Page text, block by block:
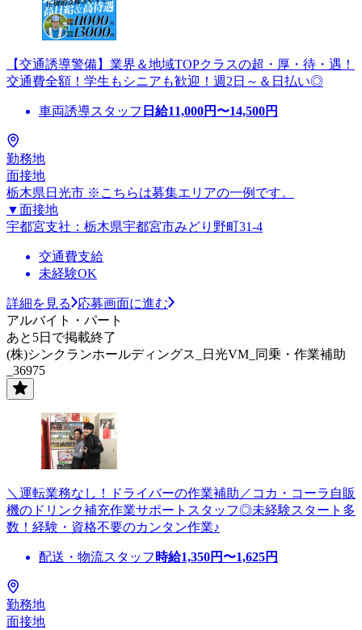
【交通誘導警備】業界＆地域TOPクラスの超・厚・待・遇！
交通費全額！学生もシニアも歓迎！週2日～＆日払い◎
車両誘導スタッフ 日給11,000円〜14,500円
勤務地
面接地
栃木県日光市 ※こちらは募集エリアの一例です。
▼面接地
宇都宮支社：栃木県宇都宮市みどり野町31-4
交通費支給
未経験OK
詳細を見る
応募画面に進む
アルバイト・パート
あと5日で掲載終了
(株)シンクランホールディングス_日光VM_同乗・作業補助
_36975
＼運転業務なし！ドライバーの作業補助／コカ・コーラ自販
機のドリンク補充作業サポートスタッフ◎未経験スタート多
数！経験・資格不要のカンタン作業♪
配送・物流スタッフ 時給1,350円〜1,625円
勤務地
面接地